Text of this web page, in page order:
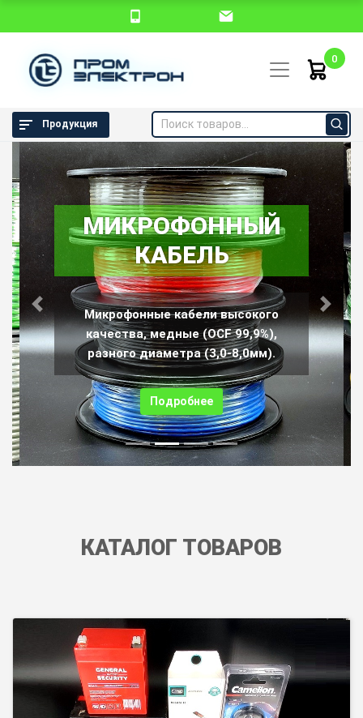
0
Продукция
МИКРОФОННЫЙ
КАБЕЛЬ
Микрофонные кабели высокого
качества, медные (OCF 99,9%),
разного диаметра (3,0-8,0мм).
Подробнее
Previous Next
КАТАЛОГ ТОВАРОВ
Аккумуляторы, батарейки, блоки питания и адаптеры,
зарядные устройства, корпуса и держатели элементов
питания